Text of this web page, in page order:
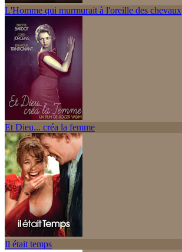
L'Homme qui murmurait à l'oreille des chevaux
Et Dieu... créa la femme
Il était temps